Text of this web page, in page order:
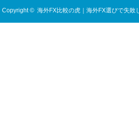
Copyright © 海外FX比較の虎｜海外FX選びで失敗